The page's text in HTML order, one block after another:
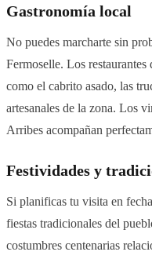
Gastronomía local
No puedes marcharte sin
Fermoselle. Los
como el cabrito asado, las
artesanales de la zona. Los
Arribes acompañan
Festividades y
Si planificas tu visita en
fiestas tradicionales del
costumbres centenarias